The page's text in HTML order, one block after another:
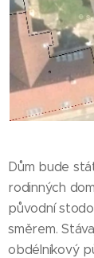
Dům bude
rodinných
původní
směrem.
obdélníkový